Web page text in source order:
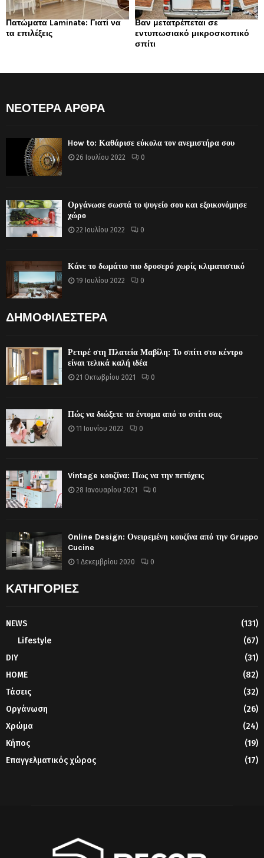
Πατώματα Laminate: Γιατί να
τα επιλέξεις
Βαν μετατρέπεται σε
εντυπωσιακό μικροσκοπικό
σπίτι
ΝΕΟΤΕΡΑ ΑΡΘΡΑ
How to: Καθάρισε εύκολα τον ανεμιστήρα σου
26 Ιουλίου 2022 0
Οργάνωσε σωστά το ψυγείο σου και εξοικονόμησε
χώρο
22 Ιουλίου 2022 0
Κάνε το δωμάτιο πιο δροσερό χωρίς κλιματιστικό
19 Ιουλίου 2022 0
ΔΗΜΟΦΙΛΕΣΤΕΡΑ
Ρετιρέ στη Πλατεία Μαβίλη: Το σπίτι στο κέντρο
είναι τελικά καλή ιδέα
21 Οκτωβρίου 2021 0
Πώς να διώξετε τα έντομα από το σπίτι σας
11 Ιουνίου 2022 0
Vintage κουζίνα: Πως να την πετύχεις
28 Ιανουαρίου 2021 0
Online Design: Ονειρεμένη κουζίνα από την Gruppo
Cucine
1 Δεκεμβρίου 2020 0
ΚΑΤΗΓΟΡΙΕΣ
NEWS
(131)
Lifestyle
(67)
DIY
(31)
HOME
(82)
Τάσεις
(32)
Οργάνωση
(26)
Χρώμα
(24)
Κήπος
(19)
Επαγγελματικός χώρος
(17)